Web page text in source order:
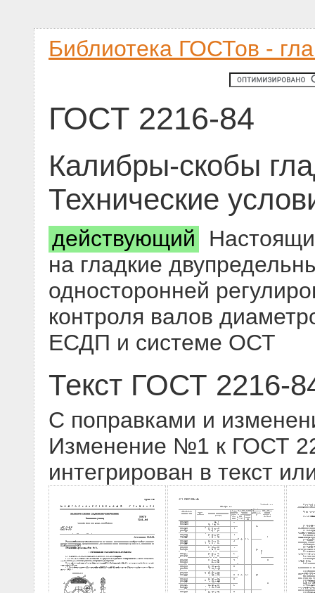
Библиотека ГОСТов -
ГОСТ 2216-84
Калибры-скобы
Технические
действующий
на гладкие
односторонней
контроля валов
ЕСДП и системе ОСТ
Текст ГОСТ 2216-
С поправками и
Изменение №1 к ГОСТ
интегрирован в текст